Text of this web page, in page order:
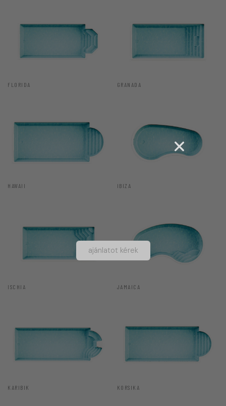
FLORIDA GRANADA
HAWAII IBIZA
ISCHIA JAMAICA
KARIBIK KORSIKA
ajánlatot kérek